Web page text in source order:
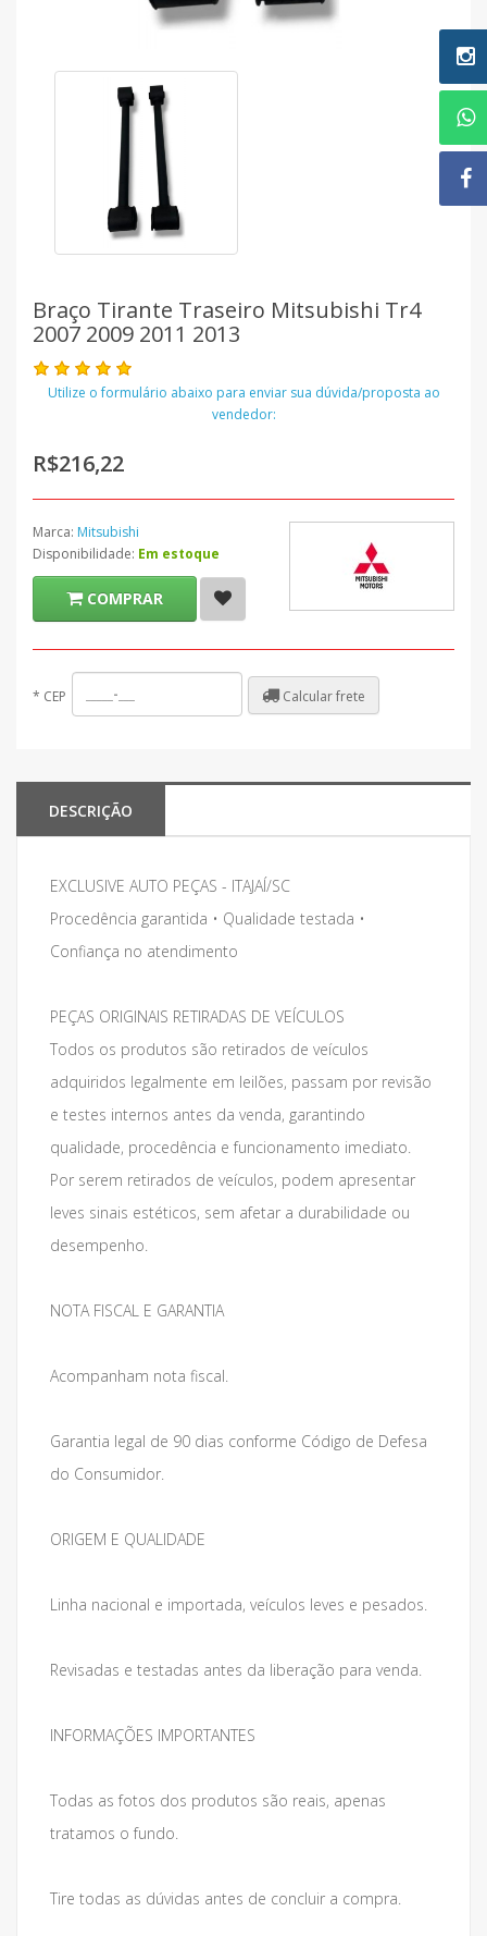
Braço Tirante Traseiro Mitsubishi Tr4
2007 2009 2011 2013
Utilize o formulário abaixo para enviar sua dúvida/proposta ao
vendedor:
R$216,22
Marca: Mitsubishi
Disponibilidade: Em estoque
COMPRAR
* CEP Calcular frete
DESCRIÇÃO
EXCLUSIVE AUTO PEÇAS - ITAJAÍ/SC
Procedência garantida • Qualidade testada •
Confiança no atendimento
PEÇAS ORIGINAIS RETIRADAS DE VEÍCULOS
Todos os produtos são retirados de veículos
adquiridos legalmente em leilões, passam por revisão
e testes internos antes da venda, garantindo
qualidade, procedência e funcionamento imediato.
Por serem retirados de veículos, podem apresentar
leves sinais estéticos, sem afetar a durabilidade ou
desempenho.
NOTA FISCAL E GARANTIA
Acompanham nota fiscal.
Garantia legal de 90 dias conforme Código de Defesa
do Consumidor.
ORIGEM E QUALIDADE
Linha nacional e importada, veículos leves e pesados.
Revisadas e testadas antes da liberação para venda.
INFORMAÇÕES IMPORTANTES
Todas as fotos dos produtos são reais, apenas
tratamos o fundo.
Tire todas as dúvidas antes de concluir a compra.